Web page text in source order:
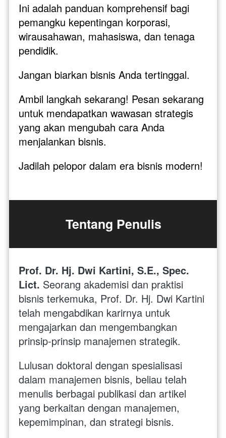
Ini adalah panduan komprehensif bagi
pemangku kepentingan korporasi,
wirausahawan, mahasiswa, dan tenaga
pendidik.
Jangan biarkan bisnis Anda tertinggal.
Ambil langkah sekarang! Pesan sekarang
untuk mendapatkan wawasan strategis
yang akan mengubah cara Anda
menjalankan bisnis.
Jadilah pelopor dalam era bisnis modern!
Tentang Penulis
Prof. Dr. Hj. Dwi Kartini, S.E., Spec.
Lict. Seorang akademisi dan praktisi
bisnis terkemuka, Prof. Dr. Hj. Dwi Kartini
telah mengabdikan karirnya untuk
mengajarkan dan mengembangkan
prinsip-prinsip manajemen strategik.
Lulusan doktoral dengan spesialisasi
dalam manajemen bisnis, beliau telah
menulis berbagai publikasi dan artikel
yang berkaitan dengan manajemen,
kepemimpinan, dan strategi bisnis.